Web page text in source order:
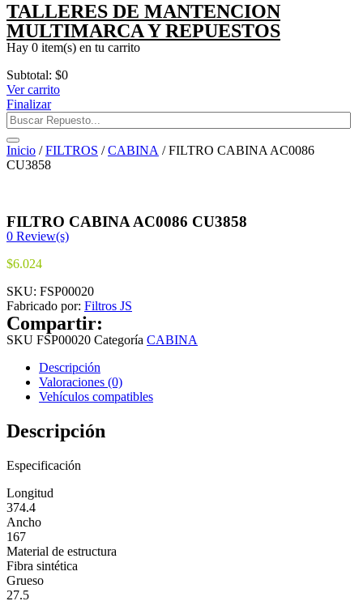
TALLERES DE MANTENCION
MULTIMARCA Y REPUESTOS
Hay 0 item(s) en tu carrito
Subtotal: $0
Ver carrito
Finalizar
Inicio /FILTROS /CABINA / FILTRO CABINA AC0086
CU3858
FILTRO CABINA AC0086 CU3858
0 Review(s)
$6.024
SKU: FSP00020
Fabricado por: Filtros JS
Compartir:
SKU FSP00020 Categoría CABINA
Descripción
Valoraciones (0)
Vehículos compatibles
Descripción
Especificación
Longitud
374.4
Ancho
167
Material de estructura
Fibra sintética
Grueso
27.5